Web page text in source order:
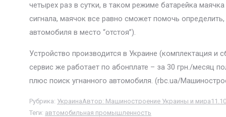
четырех раз в сутки, в таком режиме батарейка
сигнала, маячок все равно сможет помочь
автомобиля в место “отстоя”).
Устройство производится в Украине (комплектация и
сервис же работает по абонплате – за 30 грн./месяц
плюс поиск угнанного автомобиля. (rbc.ua/
Рубрика: УкраинаАвтор: Машиностроение Украины и мира
Теги: автомобильная промышленность